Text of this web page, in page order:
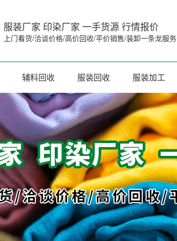
服装厂家 印染厂家 一手货源 行情报价
上门看货/洽谈价格/高价回收/平价销售/装卸一条龙服务
辅料回收 服装回收 服装加工